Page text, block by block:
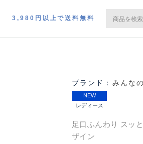
3,980円以上で送料無料
みんな
NEW
レディース
足口ふんわり スッ
ザイン